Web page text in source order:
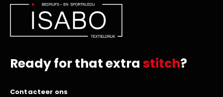
Ready for that extra stitch?
Contacteer ons